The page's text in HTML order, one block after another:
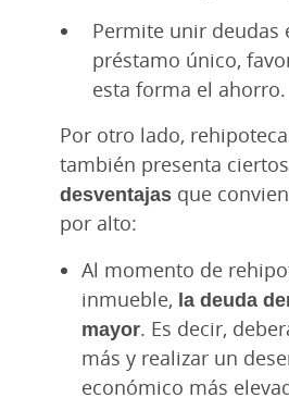
Permite unir deudas
préstamo único,
esta forma el ahorro.
Por otro lado,
también presenta ciertos
desventajas que
por alto:
Al momento de
inmueble, la deuda
mayor. Es decir,
más y realizar un
económico más